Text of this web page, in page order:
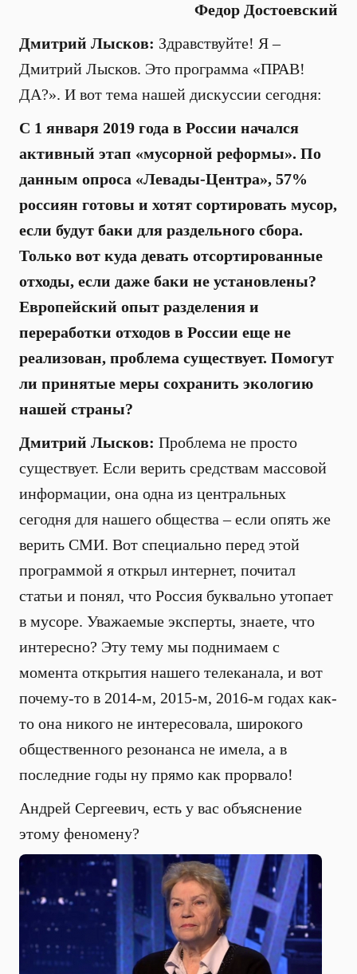
Федор Достоевский
Дмитрий Лысков: Здравствуйте! Я –
Дмитрий Лысков. Это программа «ПРАВ!
ДА?». И вот тема нашей дискуссии сегодня:
С 1 января 2019 года в России начался
активный этап «мусорной реформы». По
данным опроса «Левады-Центра», 57%
россиян готовы и хотят сортировать мусор,
если будут баки для раздельного сбора.
Только вот куда девать отсортированные
отходы, если даже баки не установлены?
Европейский опыт разделения и
переработки отходов в России еще не
реализован, проблема существует. Помогут
ли принятые меры сохранить экологию
нашей страны?
Дмитрий Лысков: Проблема не просто
существует. Если верить средствам массовой
информации, она одна из центральных
сегодня для нашего общества – если опять же
верить СМИ. Вот специально перед этой
программой я открыл интернет, почитал
статьи и понял, что Россия буквально утопает
в мусоре. Уважаемые эксперты, знаете, что
интересно? Эту тему мы поднимаем с
момента открытия нашего телеканала, и вот
почему-то в 2014-м, 2015-м, 2016-м годах как-
то она никого не интересовала, широкого
общественного резонанса не имела, а в
последние годы ну прямо как прорвало!
Андрей Сергеевич, есть у вас объяснение
этому феномену?